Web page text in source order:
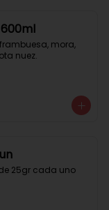
mora,
nuez.
25gr cada uno